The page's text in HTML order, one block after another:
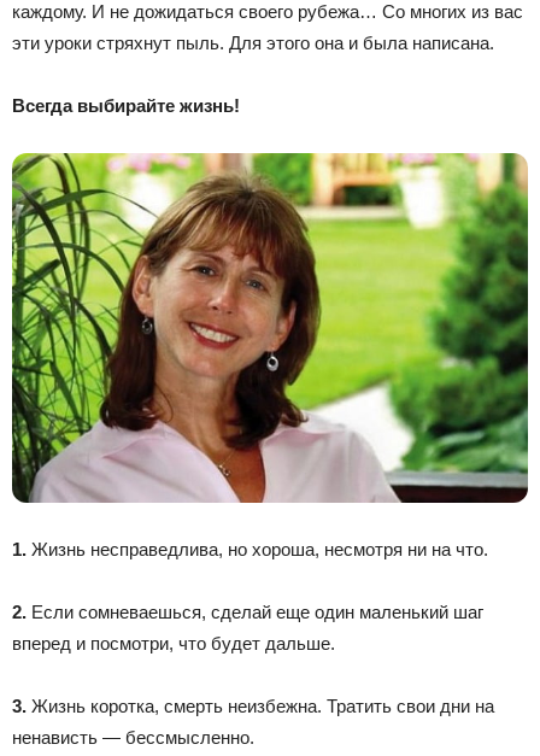
каждому. И не дожидаться своего рубежа… Со многих из вас
эти уроки стряхнут пыль. Для этого она и была написана.
Всегда выбирайте жизнь!
1. Жизнь несправедлива, но хороша, несмотря ни на что.
2. Если сомневаешься, сделай еще один маленький шаг
вперед и посмотри, что будет дальше.
3. Жизнь коротка, смерть неизбежна. Тратить свои дни на
ненависть — бессмысленно.